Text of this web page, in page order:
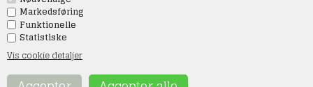
Markedsføring
Funktionelle
Statistiske
Vis cookie detaljer